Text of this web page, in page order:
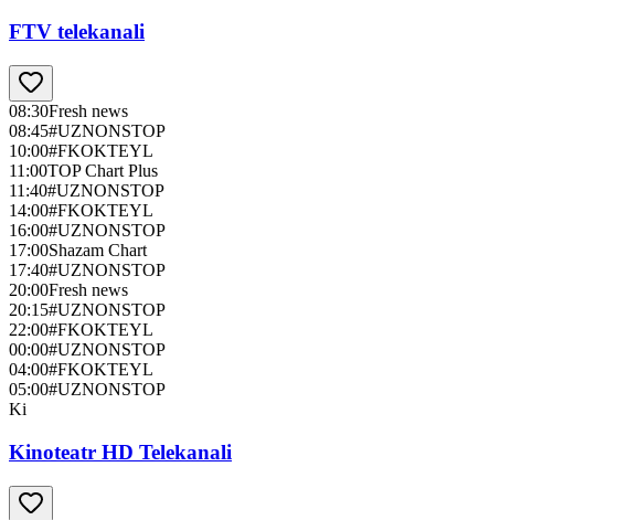
FTV telekanali
08:30Fresh news
08:45#UZNONSTOP
10:00#FKOKTEYL
11:00TOP Chart Plus
11:40#UZNONSTOP
14:00#FKOKTEYL
16:00#UZNONSTOP
17:00Shazam Chart
17:40#UZNONSTOP
20:00Fresh news
20:15#UZNONSTOP
22:00#FKOKTEYL
00:00#UZNONSTOP
04:00#FKOKTEYL
05:00#UZNONSTOP
Ki
Kinoteatr HD Telekanali